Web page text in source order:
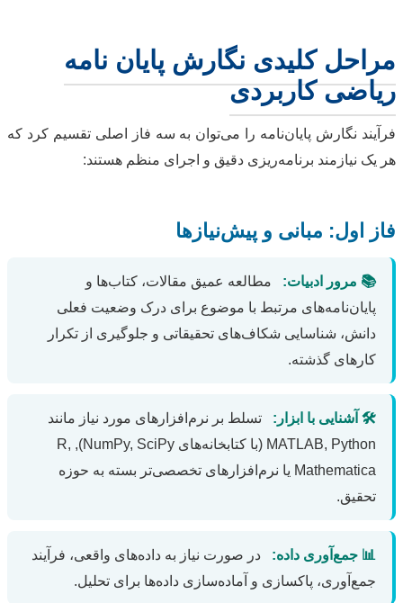
مراحل کلیدی نگارش پایان نامه
ریاضی کاربردی
فرآیند نگارش پایان‌نامه را می‌توان به سه فاز اصلی تقسیم کرد که
هر یک نیازمند برنامه‌ریزی دقیق و اجرای منظم هستند:
فاز اول: مبانی و پیش‌نیازها
📚 مرور ادبیات:
مطالعه عمیق مقالات، کتاب‌ها و
پایان‌نامه‌های مرتبط با موضوع برای درک وضعیت فعلی
دانش، شناسایی شکاف‌های تحقیقاتی و جلوگیری از تکرار
کارهای گذشته.
🛠️ آشنایی با ابزار:
تسلط بر نرم‌افزارهای مورد نیاز مانند
MATLAB, Python (با کتابخانه‌های NumPy, SciPy), R,
Mathematica یا نرم‌افزارهای تخصصی‌تر بسته به حوزه
تحقیق.
📊 جمع‌آوری داده:
در صورت نیاز به داده‌های واقعی، فرآیند
جمع‌آوری، پاکسازی و آماده‌سازی داده‌ها برای تحلیل.